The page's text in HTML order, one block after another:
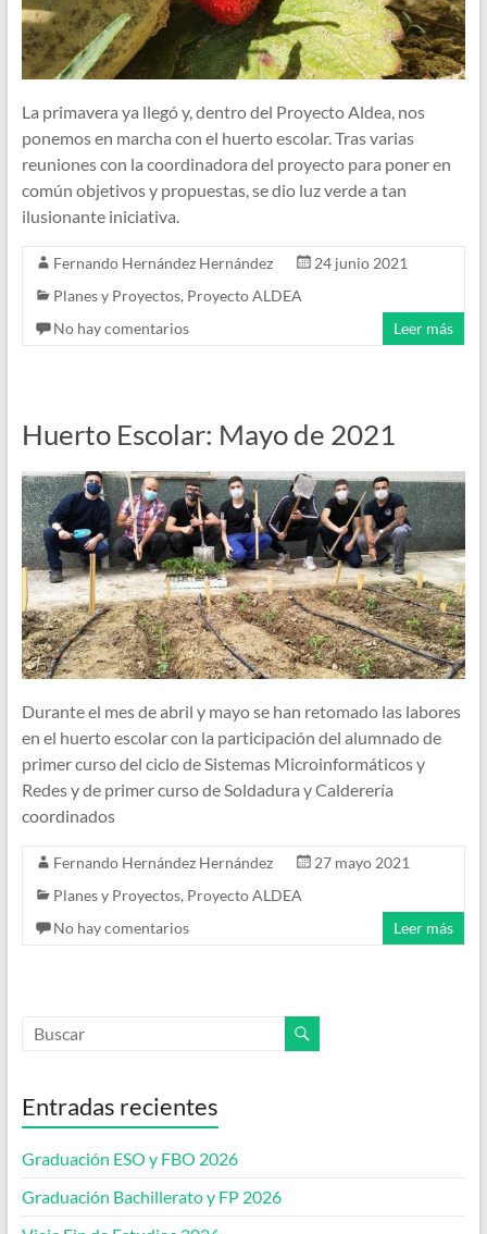
La primavera ya llegó y, dentro del Proyecto Aldea, nos
ponemos en marcha con el huerto escolar. Tras varias
reuniones con la coordinadora del proyecto para poner en
común objetivos y propuestas, se dio luz verde a tan
ilusionante iniciativa.
Fernando Hernández Hernández
24 junio 2021
Planes y Proyectos, Proyecto ALDEA
No hay comentarios
Leer más
Huerto Escolar: Mayo de 2021
Durante el mes de abril y mayo se han retomado las labores
en el huerto escolar con la participación del alumnado de
primer curso del ciclo de Sistemas Microinformáticos y
Redes y de primer curso de Soldadura y Calderería
coordinados
Fernando Hernández Hernández
27 mayo 2021
Planes y Proyectos, Proyecto ALDEA
No hay comentarios
Leer más
Entradas recientes
Graduación ESO y FBO 2026
Graduación Bachillerato y FP 2026